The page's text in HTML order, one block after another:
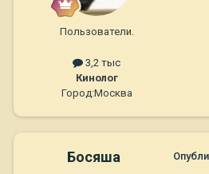
Пользователи.
3,2 тыс
Кинолог
Город:Москва
Босяша